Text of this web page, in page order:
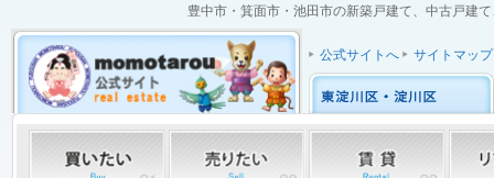
豊中市・箕面市・池田市の新築戸建て、中古戸建
公式サイトへ サイトマップ